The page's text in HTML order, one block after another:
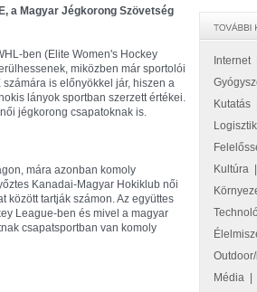
a Magyar Jégkorong Szövetség
ben (Elite Women's Hockey
miközben már sportolói
is előnyökkel jár, hiszen a
lányok sportban szerzett értékei.
jégkorong csapatoknak is.
mára azonban komoly
Kanadai-Magyar Hokiklub női
tartják számon. Az együttes
League-ben és mivel a magyar
csapatsportban van komoly
Internet|
Kutatás
Kultúra
Média